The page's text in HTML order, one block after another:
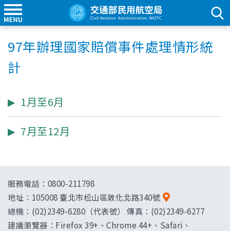
97年辦理國家賠償事件處理情形統
計
1月至6月
7月至12月
服務電話：0800-211798
地址： 105008 臺北市松山區敦化北路340號
總機：(02)2349-6280（代表號） 傳真：(02)2349-6277
建議瀏覽器：Firefox 39+、Chrome 44+、Safari、